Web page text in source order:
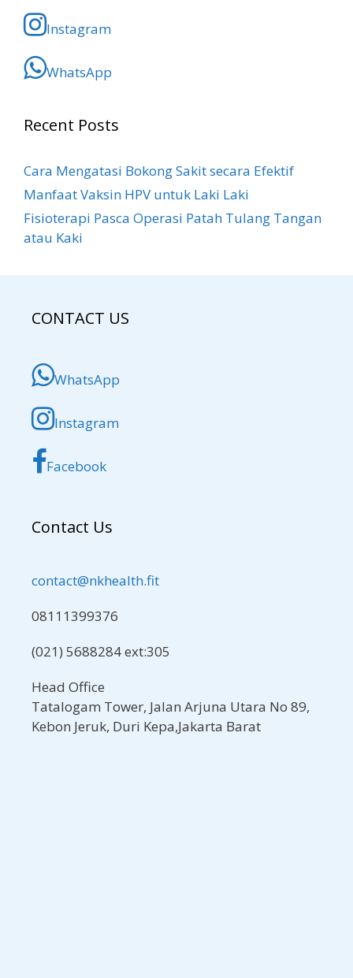
Instagram
WhatsApp
Recent Posts
Cara Mengatasi Bokong Sakit​ secara Efektif
Manfaat Vaksin HPV untuk Laki Laki
Fisioterapi Pasca Operasi Patah Tulang Tangan
atau Kaki
CONTACT US
WhatsApp
Instagram
Facebook
Contact Us
contact@nkhealth.fit
08111399376
(021) 5688284 ext:305
Head Office
Tatalogam Tower, Jalan Arjuna Utara No 89,
Kebon Jeruk, Duri Kepa,Jakarta Barat